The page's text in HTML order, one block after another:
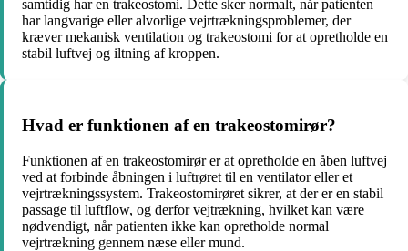
samtidig har en trakeostomi. Dette sker normalt, når patienten
har langvarige eller alvorlige vejrtrækningsproblemer, der
kræver mekanisk ventilation og trakeostomi for at opretholde en
stabil luftvej og iltning af kroppen.
Hvad er funktionen af ​​en trakeostomirør?
Funktionen af ​​en trakeostomirør er at opretholde en åben luftvej
ved at forbinde åbningen i luftrøret til en ventilator eller et
vejrtrækningssystem. Trakeostomirøret sikrer, at der er en stabil
passage til luftflow, og derfor vejtrækning, hvilket kan være
nødvendigt, når patienten ikke kan opretholde normal
vejrtrækning gennem næse eller mund.